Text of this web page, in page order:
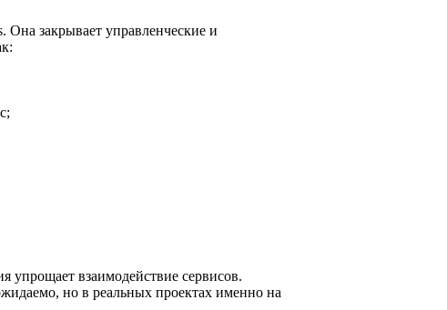
Она закрывает управленческие и
упрощает взаимодействие сервисов.
но в реальных проектах именно на